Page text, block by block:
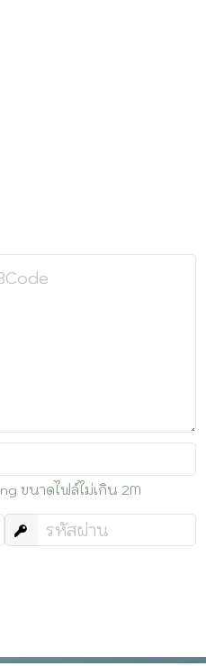
ขนาดไฟล์ไม่เกิน 2M